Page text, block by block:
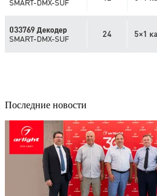
Последние новости